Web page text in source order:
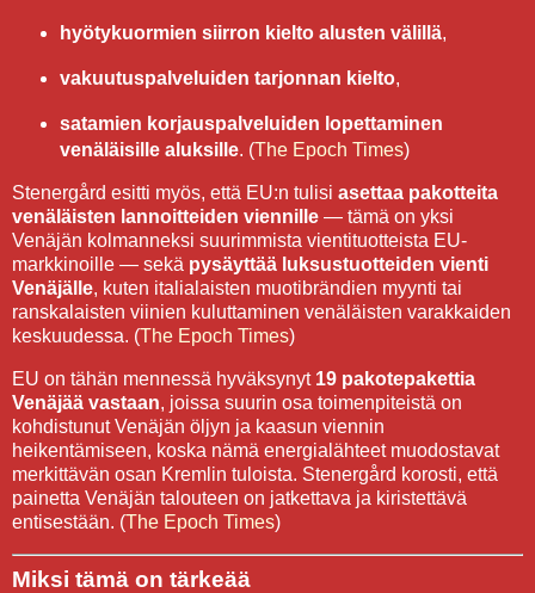
hyötykuormien siirron kielto alusten välillä,
vakuutuspalveluiden tarjonnan kielto,
satamien korjauspalveluiden lopettaminen
venäläisille aluksille. (The Epoch Times)
Stenergård esitti myös, että EU:n tulisi asettaa pakotteita
venäläisten lannoitteiden viennille — tämä on yksi
Venäjän kolmanneksi suurimmista vientituotteista EU-
markkinoille — sekä pysäyttää luksustuotteiden vienti
Venäjälle, kuten italialaisten muotibrändien myynti tai
ranskalaisten viinien kuluttaminen venäläisten varakkaiden
keskuudessa. (The Epoch Times)
EU on tähän mennessä hyväksynyt 19 pakotepakettia
Venäjää vastaan, joissa suurin osa toimenpiteistä on
kohdistunut Venäjän öljyn ja kaasun viennin
heikentämiseen, koska nämä energialähteet muodostavat
merkittävän osan Kremlin tuloista. Stenergård korosti, että
painetta Venäjän talouteen on jatkettava ja kiristettävä
entisestään. (The Epoch Times)
Miksi tämä on tärkeää